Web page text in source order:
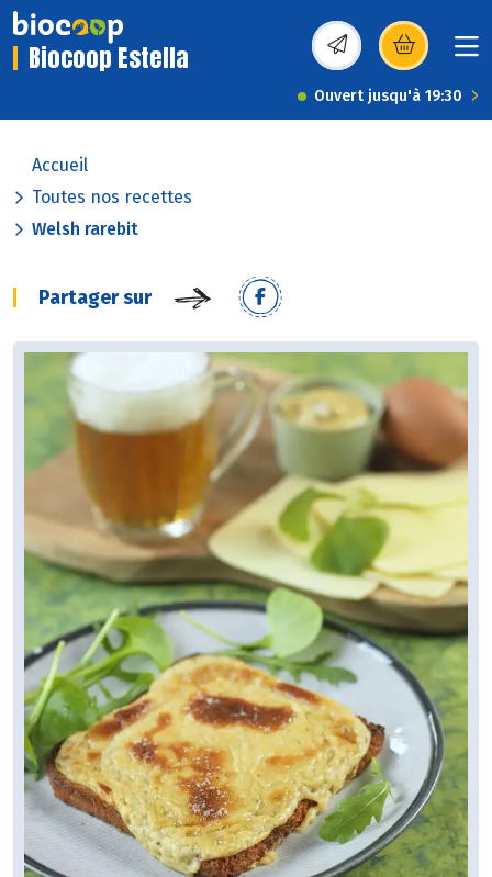
Biocoop Estella (s’ouvre dans une
Ouvert jusqu'à 19:30
Accueil
Toutes nos recettes
Welsh rarebit
Partager sur